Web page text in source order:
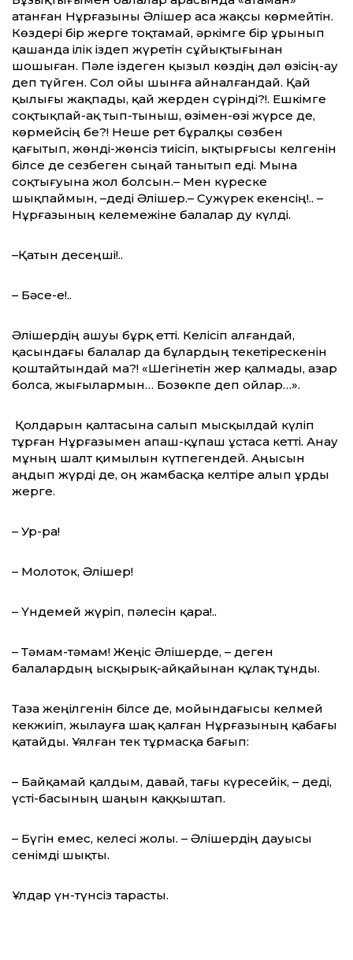
атанған Нұрғазыны Әлішер аса жақсы көрмейтін.
Көздері бір жерге тоқтамай, әркімге бір ұрынып
қашанда ілік іздеп жүретін сұйықтығынан
шошыған. Пәле іздеген қызыл көздің дәл өзісің-ау
деп түйген. Сол ойы шынға айналғандай. Қай
қылығы жақпады, қай жерден сүрінді?!. Ешкімге
соқтықпай-ақ тып-тыныш, өзімен-өзі жүрсе де,
көрмейсің бе?! Неше рет бұралқы сөзбен
қағытып, жөнді-жөнсіз тиісіп, ықтырғысы келгенін
білсе де сезбеген сыңай танытып еді. Мына
соқтығуына жол болсын.– Мен күреске
шықпаймын, –деді Әлішер.– Сужүрек екенсің!.. –
Нұрғазының келемежіне балалар ду күлді.
–Қатын десеңші!..
– Бәсе-е!..
Әлішердің ашуы бұрқ етті. Келісіп алғандай,
қасындағы балалар да бұлардың текетірескенін
қоштайтындай ма?! «Шегінетін жер қалмады, азар
болса, жығылармын… Бозөкпе деп ойлар…».
Қолдарын қалтасына салып мысқылдай күліп
тұрған Нұрғазымен апаш-құпаш ұстаса кетті. Анау
мұның шалт қимылын күтпегендей. Аңысын
аңдып жүрді де, оң жамбасқа келтіре алып ұрды
жерге.
– Ур-ра!
– Молоток, Әлішер!
– Үндемей жүріп, пәлесін қара!..
– Тәмам-тәмам! Жеңіс Әлішерде, – деген
балалардың ысқырық-айқайынан құлақ тұнды.
Таза жеңілгенін білсе де, мойындағысы келмей
кекжиіп, жылауға шақ қалған Нұрғазының қабағы
қатайды. Ұялған тек тұрмасқа бағып:
– Байқамай қалдым, давай, тағы күресейік, – деді,
үсті-басының шаңын қаққыштап.
– Бүгін емес, келесі жолы. – Әлішердің дауысы
сенімді шықты.
Ұлдар үн-түнсіз тарасты.